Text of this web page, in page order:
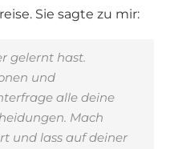
Sie sagte zu mir:
gelernt hast.
und
alle deine
Mach
und lass auf deiner